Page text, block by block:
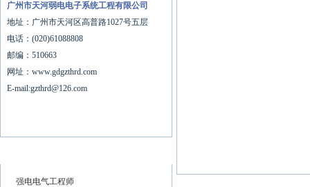
广州市天河弱电电子系统工程有限公司
地址：广州市天河区高普路1027号五层
电话：(020)61088808
邮编：510663
网址：www.gdgzthrd.com
E-mail:gzthrd@126.com
强电电气工程师